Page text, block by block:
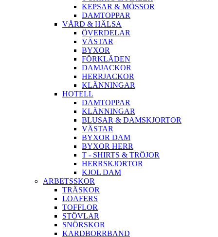
KEPSAR & MÖSSOR
DAMTOPPAR
VÅRD & HÄLSA
ÖVERDELAR
VÄSTAR
BYXOR
FÖRKLÄDEN
DAMJACKOR
HERRJACKOR
KLÄNNINGAR
HOTELL
DAMTOPPAR
KLÄNNINGAR
BLUSAR & DAMSKJORTOR
VÄSTAR
BYXOR DAM
BYXOR HERR
T - SHIRTS & TRÖJOR
HERRSKJORTOR
KJOL DAM
ARBETSSKOR
TRÄSKOR
LOAFERS
TOFFLOR
STÖVLAR
SNÖRSKOR
KARDBORRBAND